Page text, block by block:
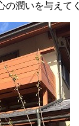
の潤いを与えて